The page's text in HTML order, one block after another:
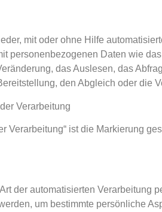
mit oder ohne Hilfe
personenbezogenen Daten wie
das Auslesen, das
den Abgleich oder die
Verarbeitung
Verarbeitung“ ist die Markierung
der automatisierten
um bestimmte persönliche